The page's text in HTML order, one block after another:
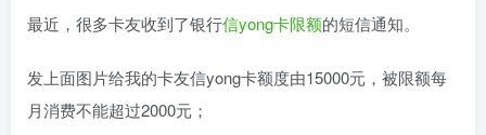
最近，很多卡友收到了银行信yong卡限额的短信通知。
发上面图片给我的卡友信yong卡额度由15000元，被限额每
月消费不能超过2000元；